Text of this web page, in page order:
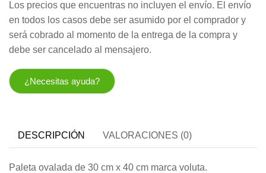
Los precios que encuentras no incluyen el envío. El envío
en todos los casos debe ser asumido por el comprador y
será cobrado al momento de la entrega de la compra y
debe ser cancelado al mensajero.
¿Necesitas ayuda?
DESCRIPCIÓN VALORACIONES (0)
Paleta ovalada de 30 cm x 40 cm marca voluta.